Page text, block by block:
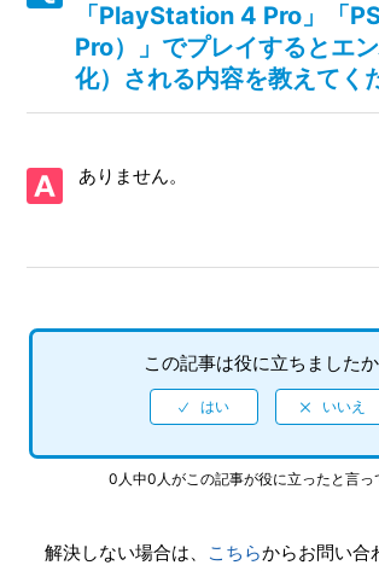
【PS4/SHINOBI 復讐の斬撃】取扱説明書
ありますか
【PS4/SHINOBI 復讐の斬撃】シェア機能に
【PS4/SHINOBI 復讐の斬撃】ゲームが難し
【PS4/SHINOBI 復讐の斬撃】トロフィー、
【PS4/SHINOBI 復讐の斬撃】途中で難易度
「PlayStation 4 Pro」「
Pro）」でプレイするとエ
化）される内容を教えてく
ありません。
この記事は役に立ちましたか
0人中0人がこの記事が役に立ったと言っ
解決しない場合は、 こちらからお問い合